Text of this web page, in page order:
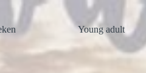
Young adult